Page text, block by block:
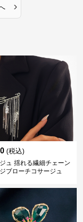
›
(税込)
ュ 揺れる繊細チェーン
ブローチコサージュ